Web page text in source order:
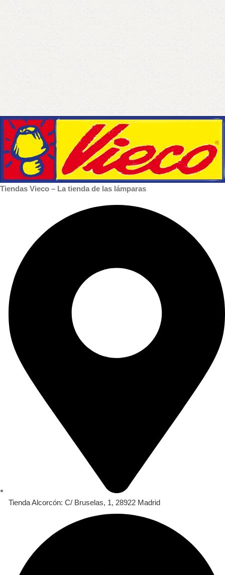
Tiendas Vieco – La tienda de las lámparas
Tienda Alcorcón: C/ Bruselas, 1, 28922 Madrid